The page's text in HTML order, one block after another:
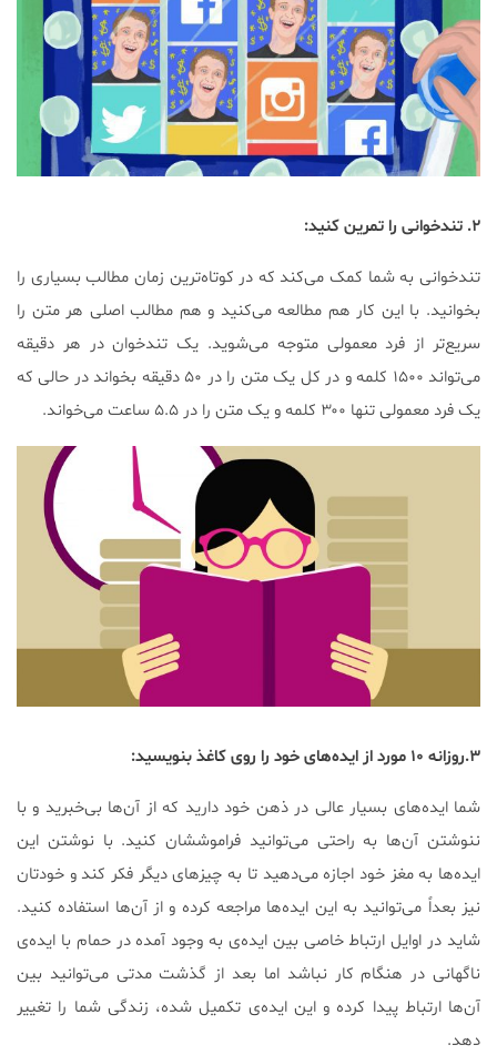
۲. تندخوانی را تمرین کنید:
تندخوانی به شما کمک می‌کند که در کوتاه‌ترین زمان مطالب بسیاری را
بخوانید. با این کار هم مطالعه می‌کنید و هم مطالب اصلی هر متن را
سریع‌تر از فرد معمولی متوجه می‌شوید. یک تندخوان در هر دقیقه
می‌تواند ۱۵۰۰ کلمه و در کل یک متن را در ۵۰ دقیقه بخواند در حالی که
یک فرد معمولی تنها ۳۰۰ کلمه و یک متن را در ۵.۵ ساعت می‌خواند.
۳.روزانه ۱۰ مورد از ایده‌های خود را روی کاغذ بنویسید:
شما ایده‌های بسیار عالی در ذهن خود دارید که از آن‌ها بی‌خبرید و با
ننوشتن آن‌ها به راحتی می‌توانید فراموششان کنید. با نوشتن این
ایده‌ها به مغز خود اجازه‌ می‌دهید تا به چیز‌های دیگر فکر کند و خودتان
نیز بعداً می‌توانید به این ایده‌ها مراجعه کرده و از آن‌ها استفاده کنید.
شاید در اوایل ارتباط خاصی بین ایده‌ی به وجود آمده در حمام با ایده‌ی
ناگهانی در هنگام کار نباشد اما بعد از گذشت مدتی می‌توانید بین
آن‌ها ارتباط پیدا کرده و این ایده‌ی تکمیل شده، زندگی شما را تغییر
دهد.